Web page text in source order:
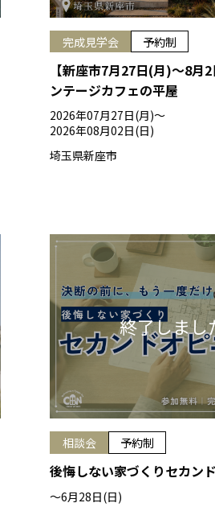
完成見学会 予約制
【新座市7月27日(月)～8月
ンテージカフェの平屋
2026年07月27日(月)〜
2026年08月02日(日)
埼玉県新座市
相談会 予約制
後悔しない家づくりセカン
〜6月28日(日)